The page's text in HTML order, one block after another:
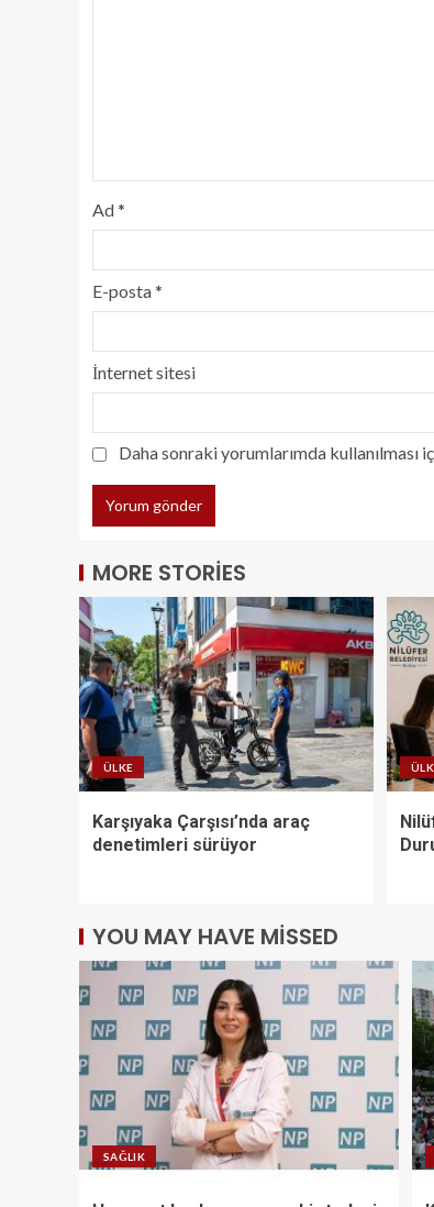
Ad*
E-posta*
İnternet sitesi
Daha sonraki yorumlarımda kullanılması
MORE STORIES
ÜLKE
Karşıyaka Çarşısı’nda araç
denetimleri sürüyor
YOU MAY HAVE MISSED
SAĞLIK